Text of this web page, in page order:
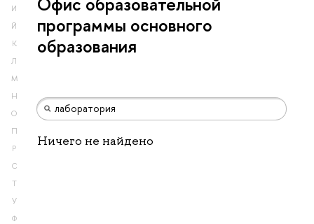
И
Й
К
Л
М
Н
О
П
Р
С
Т
У
Ф
программы основного
образования
Ничего не найдено